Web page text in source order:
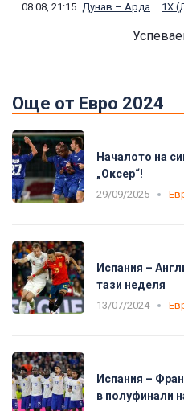
08.08, 21:15 Дунав – Арда 1Х
Още от Евро 2024
Началото на
„Оксер“!
29/09/2025
Испания –
тази неделя
13/07/2024
Испания –
в полуфинали